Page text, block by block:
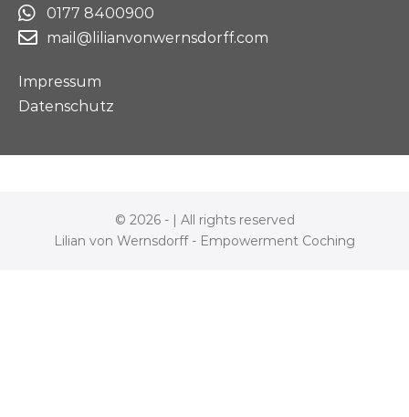
0177 8400900
mail@lilianvonwernsdorff.com
Impressum
Datenschutz
© 2026 - | All rights reserved
Lilian von Wernsdorff - Empowerment Coching